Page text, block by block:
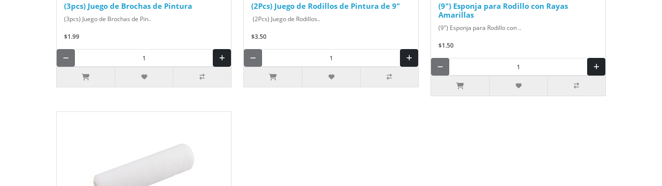
(3pcs) Juego de Brochas de Pintura
(3pcs) Juego de Brochas de Pin..
$1.99
(2Pcs) Juego de Rodillos de Pintura de 9"
(2Pcs) Juego de Rodillos..
$3.50
(9") Esponja para Rodillo con Rayas
Amarillas
(9") Esponja para Rodillo con ..
$1.50